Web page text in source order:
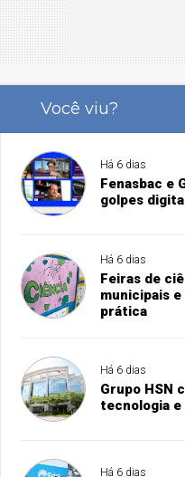
Você viu?
Há 6 dias
Fenasbac e
golpes
Há 6 dias
Feiras de
municipais
prática
Há 6 dias
Grupo HSN
tecnologia e
Há 6 dias